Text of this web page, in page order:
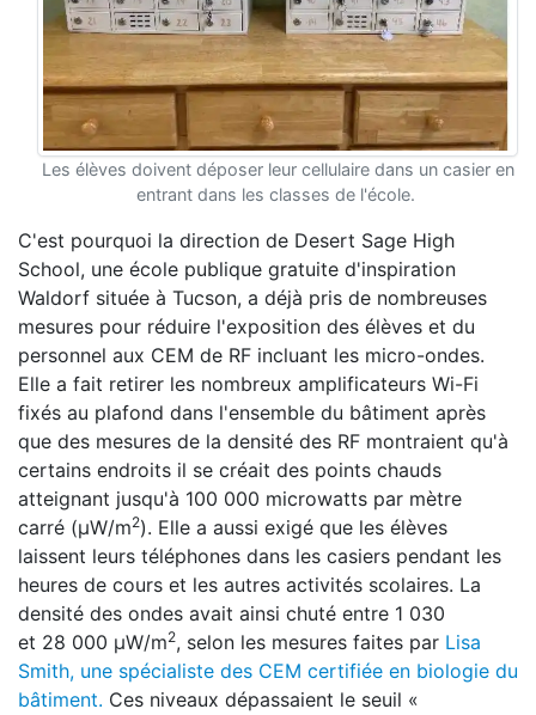
Les élèves doivent déposer leur cellulaire dans un casier en
entrant dans les classes de l'école.
C'est pourquoi la direction de Desert Sage High
School, une école publique gratuite d'inspiration
Waldorf située à Tucson, a déjà pris de nombreuses
mesures pour réduire l'exposition des élèves et du
personnel aux CEM de RF incluant les micro-ondes.
Elle a fait retirer les nombreux amplificateurs Wi-Fi
fixés au plafond dans l'ensemble du bâtiment après
que des mesures de la densité des RF montraient qu'à
certains endroits il se créait des points chauds
atteignant jusqu'à 100 000 microwatts par mètre
carré (µW/m2). Elle a aussi exigé que les élèves
laissent leurs téléphones dans les casiers pendant les
heures de cours et les autres activités scolaires. La
densité des ondes avait ainsi chuté entre 1 030
et 28 000 µW/m2, selon les mesures faites par Lisa
Smith, une spécialiste des CEM certifiée en biologie du
bâtiment. Ces niveaux dépassaient le seuil «